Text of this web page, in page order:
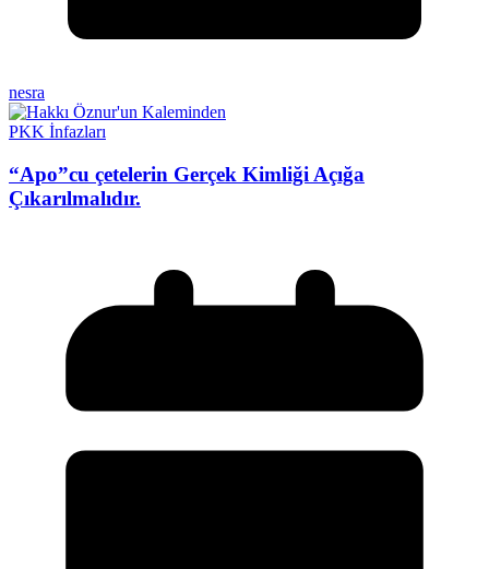
nesra
PKK İnfazları
“Apo”cu çetelerin Gerçek Kimliği Açığa
Çıkarılmalıdır.